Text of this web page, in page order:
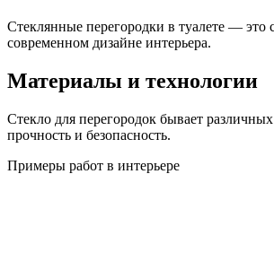
Стеклянные перегородки в туалете —
современном дизайне интерьера.
Материалы и технологии
Стекло для перегородок бывает
прочность и безопасность.
Примеры работ в интерьере